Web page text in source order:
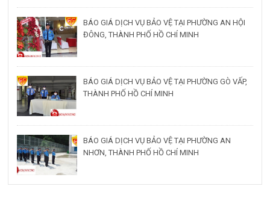
BÁO GIÁ DỊCH VỤ BẢO VỆ TẠI PHƯỜNG AN HỘI
ĐÔNG, THÀNH PHỐ HỒ CHÍ MINH
BÁO GIÁ DỊCH VỤ BẢO VỆ TẠI PHƯỜNG GÒ VẤP,
THÀNH PHỐ HỒ CHÍ MINH
BÁO GIÁ DỊCH VỤ BẢO VỆ TẠI PHƯỜNG AN
NHƠN, THÀNH PHỐ HỒ CHÍ MINH